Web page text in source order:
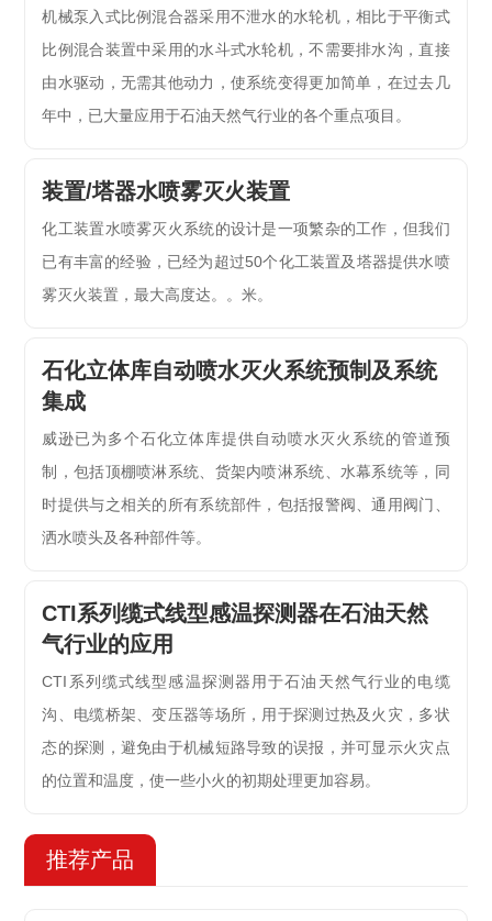
机械泵入式比例混合器采用不泄水的水轮机，相比于平衡式
比例混合装置中采用的水斗式水轮机，不需要排水沟，直接
由水驱动，无需其他动力，使系统变得更加简单，在过去几
年中，已大量应用于石油天然气行业的各个重点项目。
装置/塔器水喷雾灭火装置
化工装置水喷雾灭火系统的设计是一项繁杂的工作，但我们
已有丰富的经验，已经为超过50个化工装置及塔器提供水喷
雾灭火装置，最大高度达。。米。
石化立体库自动喷水灭火系统预制及系统
集成
威逊已为多个石化立体库提供自动喷水灭火系统的管道预
制，包括顶棚喷淋系统、货架内喷淋系统、水幕系统等，同
时提供与之相关的所有系统部件，包括报警阀、通用阀门、
洒水喷头及各种部件等。
CTI系列缆式线型感温探测器在石油天然
气行业的应用
CTI系列缆式线型感温探测器用于石油天然气行业的电缆
沟、电缆桥架、变压器等场所，用于探测过热及火灾，多状
态的探测，避免由于机械短路导致的误报，并可显示火灾点
的位置和温度，使一些小火的初期处理更加容易。
推荐产品